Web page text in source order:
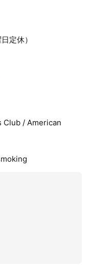
定休）
Club / American